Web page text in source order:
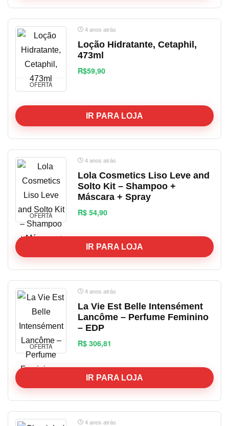
OFERTA
4 anos atrás
Loção Hidratante, Cetaphil,
473ml
R$59,90
IR PARA LOJA
OFERTA
4 anos atrás
Lola Cosmetics Liso Leve and
Solto Kit – Shampoo +
Máscara + Spray
R$ 54,90
IR PARA LOJA
OFERTA
4 anos atrás
La Vie Est Belle Intensément
Lancôme – Perfume Feminino
– EDP
R$ 306,81
IR PARA LOJA
4 anos atrás